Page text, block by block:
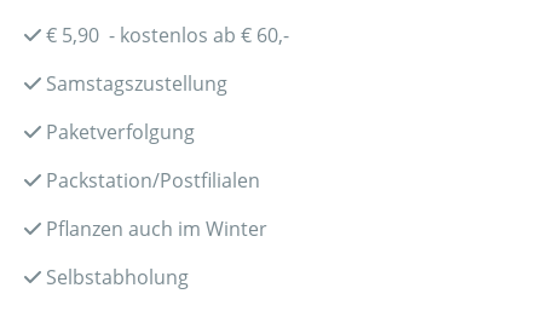
€ 5,90 - kostenlos ab € 60,-
Samstagszustellung
Paketverfolgung
Packstation/Postfilialen
Pflanzen auch im Winter
Selbstabholung